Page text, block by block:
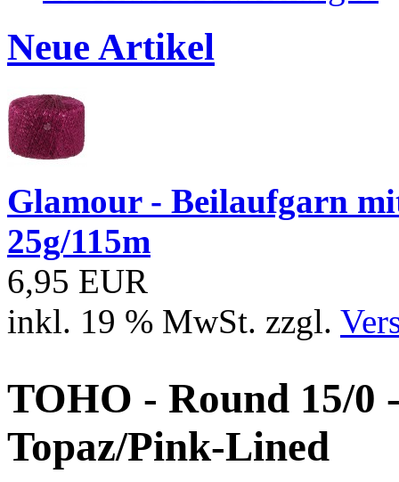
Neue Artikel
Glamour - Beilaufgarn
25g/115m
6,95 EUR
inkl. 19 % MwSt. zzgl.
TOHO - Round 15/0
Topaz/Pink-Lined